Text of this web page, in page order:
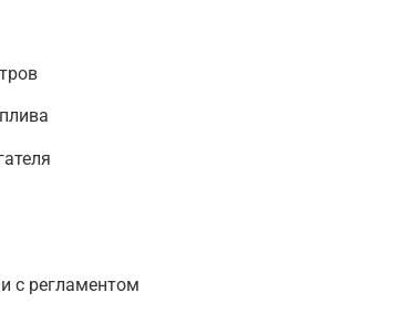
с регламентом